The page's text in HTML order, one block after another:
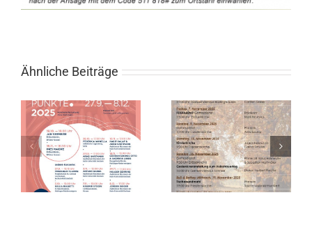
Ähnliche Beiträge
Gottesdienste
im November